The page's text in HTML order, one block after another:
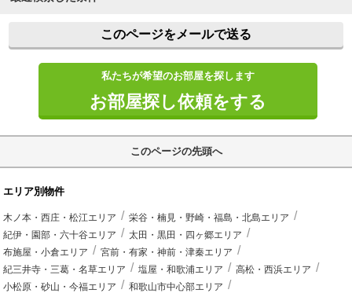
このページをメールで送る
私たちが希望のお部屋を探します
お部屋探し依頼をする
このページの先頭へ
エリア別物件
木ノ本・西庄・松江エリア
栄谷・楠見・野崎・福島・北島エリア
紀伊・園部・六十谷エリア
太田・黒田・四ヶ郷エリア
布施屋・小倉エリア
宮前・有家・神前・津秦エリア
紀三井寺・三葛・名草エリア
塩屋・和歌浦エリア
高松・西浜エリア
小松原・砂山・今福エリア
和歌山市中心部エリア